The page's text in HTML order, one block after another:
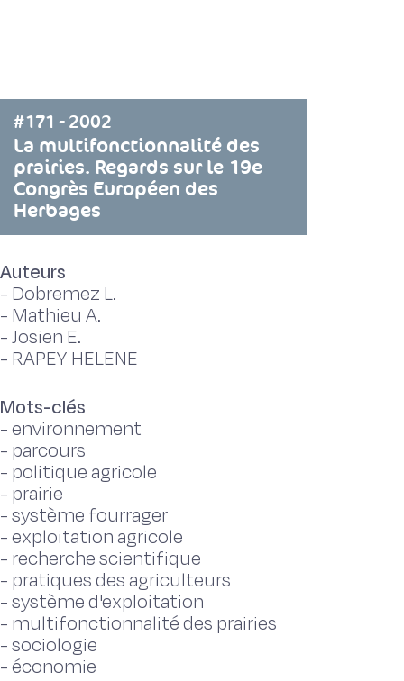
#171 - 2002
La multifonctionnalité des
prairies. Regards sur le 19e
Congrès Européen des
Herbages
Auteurs
- Dobremez L.
- Mathieu A.
-Josien E.
- RAPEY HELENE
Mots-clés
-environnement
- parcours
- politique agricole
- prairie
-système fourrager
-exploitation agricole
- recherche scientifique
- pratiques des agriculteurs
-système d'exploitation
- multifonctionnalité des prairies
-sociologie
-économie